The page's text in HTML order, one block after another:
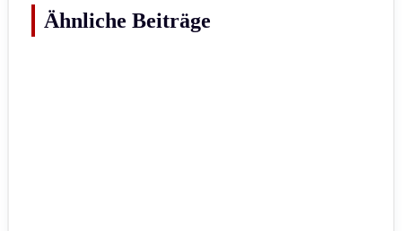
Ähnliche Beiträge